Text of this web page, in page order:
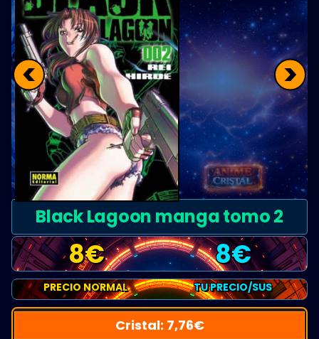
< >
Black Lagoon manga tomo 2
8€ 8€
PRECIO NORMAL TU PRECIO/SUS
Cristal: 7,76€